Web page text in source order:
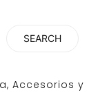
Accesorios y